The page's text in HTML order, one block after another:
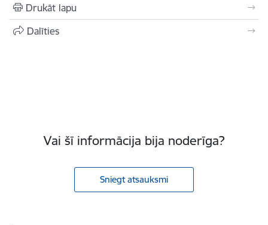
Drukāt lapu
Dalīties
Vai šī informācija bija noderīga?
Sniegt atsauksmi